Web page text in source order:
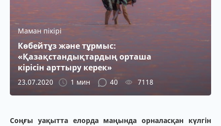
Маман пікірі
Көбейтұз және тұрмыс:
«Қазақстандықтардың орташа
кірісін арттыру керек»
23.07.2020 1 мин 40 7118
Соңғы уақытта елорда маңында орналасқан күлгін